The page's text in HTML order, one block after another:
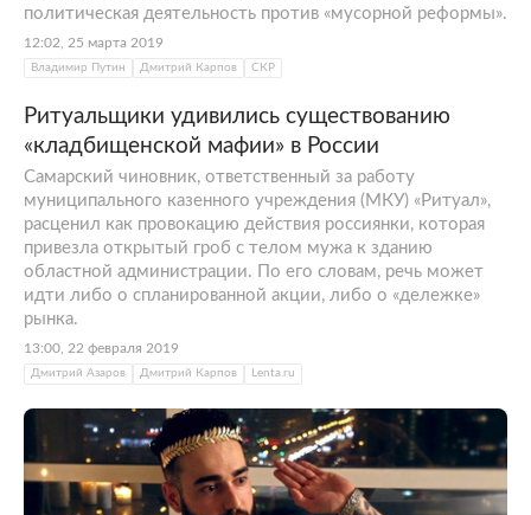
политическая деятельность против «мусорной реформы».
12:02, 25 марта 2019
Владимир Путин Дмитрий Карпов СКР
Ритуальщики удивились существованию
«кладбищенской мафии» в России
Самарский чиновник, ответственный за работу
муниципального казенного учреждения (МКУ) «Ритуал»,
расценил как провокацию действия россиянки, которая
привезла открытый гроб с телом мужа к зданию
областной администрации. По его словам, речь может
идти либо о спланированной акции, либо о «дележке»
рынка.
13:00, 22 февраля 2019
Дмитрий Азаров Дмитрий Карпов Lenta.ru